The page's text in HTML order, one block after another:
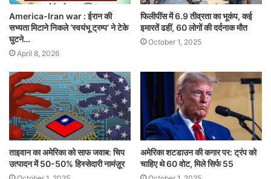
America-Iran war : ईरान की
सभ्यता मिटाने निकले ‘स्वयंभू ट्रम्प’ ने टेके
घुटने…
April 8, 2026
फिलीपींस में 6.9 तीव्रता का भूकंप, कई
इमारतें ढहीं, 60 लोगों की दर्दनाक मौत
October 1, 2025
ताइवान का अमेरिका को साफ जवाब: चिप
उत्पादन में 50-50% हिस्सेदारी नामंज़ूर
अमेरिका शटडाउन की कगार पर: ट्रंप को
चाहिए थे 60 वोट, मिले सिर्फ 55